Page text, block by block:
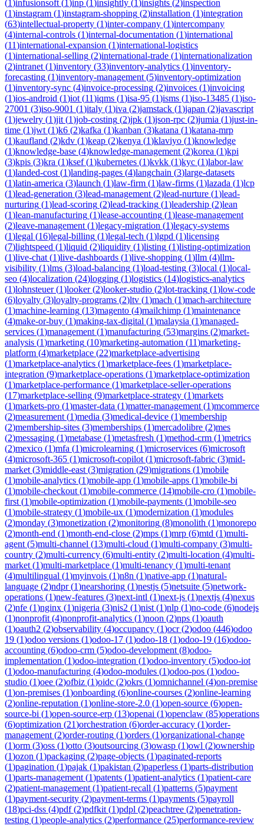
(1)infusionsoft (1)inp (1)insightly (1)insights (2)inspection
(1)instagram (1)instagram-shopping (2)installation (1)integration
(63)intellectual-property (1)inter-company (1)intercompany
(4)internal-controls (1)internal-documentation (1)international
(11)international-expansion (1)international-logistics
(1)international-selling (2)international-trade (1)internationalization
(2)intranet (1)inventory (33)inventory-analytics (1)inventory-
forecasting (1)inventory-management (5)inventory-optimization
(1)inventory-sync (4)invoice-processing (2)invoices (1)invoicing
(1)ios-android (1)iot (11)iqms (1)isa-95 (1)isms (1)iso-13485 (1)iso-
27001 (3)iso-9001 (1)italy (1)iva (2)jamstack (1)japan (2)javascript
(1)jewelry (1)jit (1)job-costing (2)jpk (1)json-rpc (2)jumia (1)just-in-
time (1)jwt (1)k6 (2)kafka (1)kanban (3)katana (1)katana-mrp
(1)kaufland (2)kdv (1)keap (2)kenya (1)klaviyo (1)knowledge
(1)knowledge-base (4)knowledge-management (2)korea (1)kpi
(3)kpis (3)kra (1)ksef(1)kubernetes (1)kvkk (1)kyc (1)labor-law
(1)landed-cost (1)landing-pages (4)langchain (3)large-datasets
(1)latin-america (3)launch (1)law-firm (1)law-firms (1)lazada (1)lcp
(1)lead-generation (3)lead-management (2)lead-nurture (1)lead-
nurturing (1)lead-scoring (2)lead-tracking (1)leadership (2)lean
(1)lean-manufacturing (1)lease-accounting (1)lease-management
(2)leave-management (1)legacy-migration (1)legacy-systems
(1)legal (16)legal-billing (1)legal-tech (1)lgpd (1)licensing
(7)lightspeed (1)liquid (2)liquidity (1)listing (1)listing-optimization
(1)live-chat (1)live-dashboards (1)live-shopping (1)llm (4)llm-
visibility (1)lms (3)load-balancing (1)load-testing (3)local (1)local-
seo (4)localization (24)logging (1)logistics (14)logistics-analytics
(1)lohnsteuer(1)looker(2)looker-studio (2)lot-tracking (1)low-code
(6)loyalty (3)loyalty-programs (2)ltv (1)mach (1)mach-architecture
(1)machine-learning (13)magento (4)mailchimp (1)maintenance
(4)make-or-buy (1)making-tax-digital (1)malaysia (1)managed-
services (1)management (1)manufacturing (53)margins (2)market-
analysis (1)marketing (10)marketing-automation (11)marketing-
platform (4)marketplace (22)marketplace-advertising
(1)marketplace-analytics (1)marketplace-fees (1)marketplace-
integration (9)marketplace-operations (1)marketplace-optimization
(1)marketplace-performance (1)marketplace-seller-operations
(17)marketplace-selling (9)marketplace-strategy (1)markets
(1)markets-pro (1)master-data (1)matter-management (1)mcommerce
(2)measurement (1)media (3)medical-device (1)membership
(2)membership-sites (3)memberships (1)mercadolibre (2)mes
(2)messaging (1)metabase (1)metasfresh (1)method-crm (1)metrics
(2)mexico (1)mfa (1)microlearning (1)microservices (6)microsoft
(4)microsoft-365 (1)microsoft-copilot (1)microsoft-fabric (3)mid-
market (3)middle-east (3)migration (29)migrations (1)mobile
(1)mobile-analytics (1)mobile-app (1)mobile-apps (1)mobile-bi
(1)mobile-checkout (1)mobile-commerce (14)mobile-cro (1)mobile-
first (1)mobile-optimization (1)mobile-payments (1)mobile-seo
(1)mobile-strategy (1)mobile-ux (1)modernization (1)modules
(2)monday (3)monetization (2)monitoring (8)monolith (1)monorepo
(2)month-end (1)month-end-close (2)mps (1)mrp (6)mtd (1)multi-
agent (5)multi-channel (13)multi-cloud (1)multi-company (3)multi-
country (2)multi-currency (6)multi-entity (2)multi-location (4)multi-
market (1)multi-marketplace (1)multi-tenancy (1)multi-tenant
(4)multilingual (1)myinvois (1)n8n (1)native-app (1)natural-
language (2)ndpr(1)nearshoring (1)nestjs (5)netsuite (5)network-
operations (1)new-features (3)next-intl (1)next-js (1)nextjs (4)nexus
(2)nfe (1)nginx (1)nigeria (3)nis2 (1)nist (1)nlp (1)no-code (6)nodejs
(1)nonprofit (4)nonprofit-analytics (1)noon (2)nps (1)oauth
(1)oauth2 (2)observability (4)occupancy (1)ocr(2)odoo (446)odoo
19 (1)odoo versions (1)odoo-17 (1)odoo-18 (1)odoo-19 (16)odoo-
accounting (6)odoo-crm (5)odoo-development (8)odoo-
implementation (1)odoo-integration (1)odoo-inventory (5)odoo-iot
(1)odoo-manufacturing (4)odoo-modules (1)odoo-pos (1)odoo-
studio (1)oee (2)ofbiz (1)oidc (2)okrs (1)omnichannel (4)on-premise
(1)on-premises (1)onboarding (6)online-courses (2)online-learning
(2)online-reputation (1)online-store-2.0 (1)open-source (6)open-
source-bi (1)open-source-erp (13)openai (1)openclaw (85)operations
(6)optimization (21)orchestration (6)order-accuracy (1)order-
management (2)order-routing (1)orders (1)organizational-change
(1)orm (3)oss (1)otto (3)outsourcing (3)owasp (1)owl (2)ownership
(1)ozon (1)packaging (2)page-objects (1)paginated-reports
(1)pagination (1)pajak (1)pakistan (2)paperless (1)parts-distribution
(1)parts-management (1)patents (1)patient-analytics (1)patient-care
(2)patient-management (1)patient-recall (1)patterns (5)payment
(1)payment-security (2)payment-terms (1)payments (5)payroll
(18)pci-dss (4)pdf(2)pdfkit (1)pdpl (2)peachtree (2)penetration-
testing (1)people-analytics (2)performance (25)performance-review